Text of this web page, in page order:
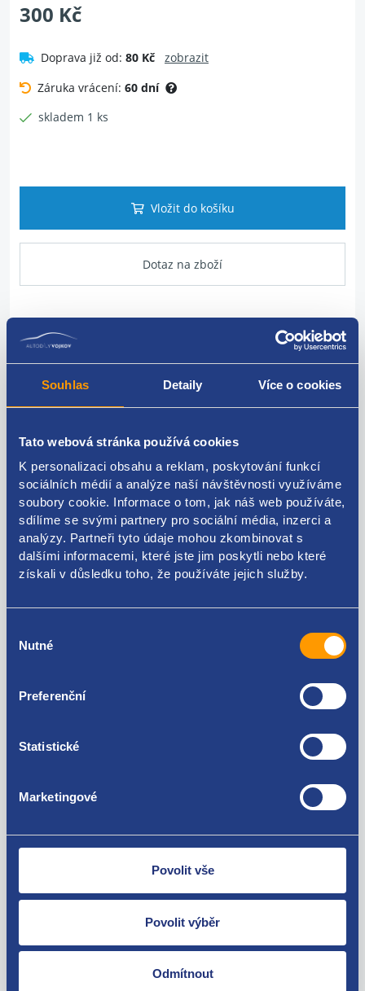
Souhlas Detaily Více o cookies
Tato webová stránka používá cookies
K personalizaci obsahu a reklam, poskytování funkcí
sociálních médií a analýze naší návštěvnosti využíváme
soubory cookie. Informace o tom, jak náš web používáte,
sdílíme se svými partnery pro sociální média, inzerci a
analýzy. Partneři tyto údaje mohou zkombinovat s
dalšími informacemi, které jste jim poskytli nebo které
získali v důsledku toho, že používáte jejich služby.
souhlasu
Nutné
Preferenční
Statistické
Marketingové
Povolit vše
Povolit výběr
Odmítnout
300 Kč
Doprava již od: 80 Kč
zobrazit
Záruka vrácení: 60 dní
skladem 1 ks
Vložit do košíku
Dotaz na zboží
Popis produktu
Vodní hadice k chladiči oleje
Kódy produktu
213082880R
Renault Captur I 2013- 0.9 TCe - H4B
Nejste spokojeni? Vyřešíme to!
zakoupení. Nebo vám pošleme náhradu.